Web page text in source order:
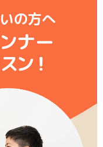
の方へ
ナー
スン！